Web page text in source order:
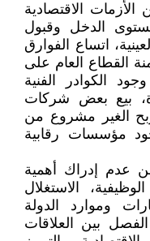
الاقتصادية
الدخل وقبول
اتساع الفوارق
القطاع العام على
الكوادر الفنية
بيع بعض شركات
الغير مشروع من
مؤسسات رقابية
عدم إدراك أهمية
الاستغلال
وموارد الدولة
بين العلاقات